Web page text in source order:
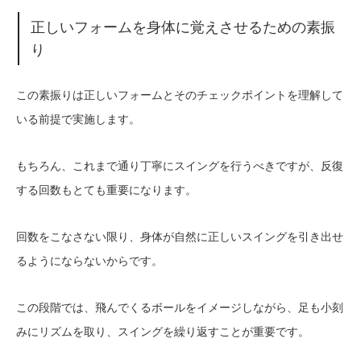
正しいフォームを身体に覚えさせるための素振
り
この素振りは正しいフォームとそのチェックポイントを理解して
いる前提で実施します。
もちろん、これまで通り丁寧にスイングを行うべきですが、反復
する回数もとても重要になります。
回数をこなさない限り、身体が自然に正しいスイングを引き出せ
るようにならないからです。
この段階では、飛んでくるボールをイメージしながら、足も小刻
みにリズムを取り、スイングを繰り返すことが重要です。